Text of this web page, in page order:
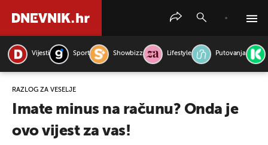
Vijesti Sport Showbizz Lifestyle Putovanja
RAZLOG ZA VESELJE
Imate minus na računu? Onda je
ovo vijest za vas!
PRETRAŽITE VIJESTI